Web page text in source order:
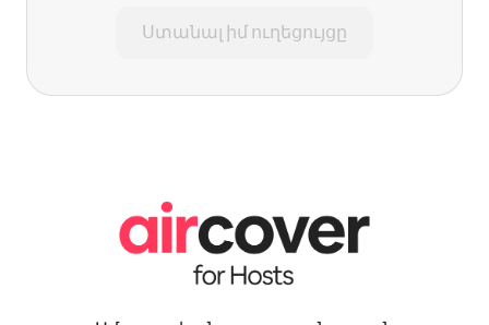
Ստանալ իմ ուղեցույցը